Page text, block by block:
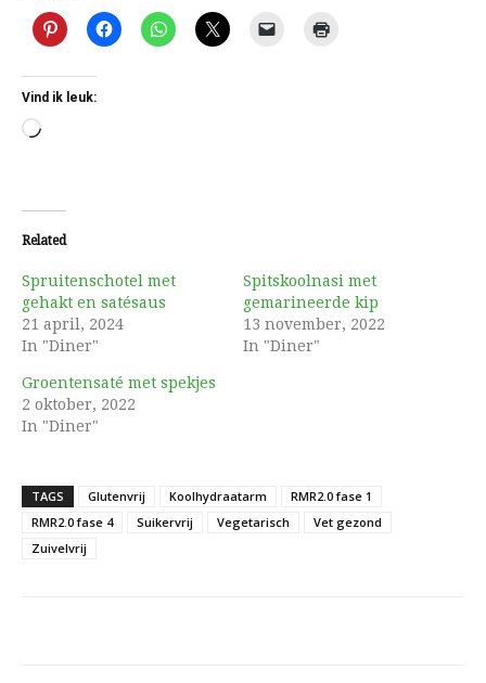
Vind ik leuk:
Aan
Related
Spruitenschotel met
gehakt en satésaus
21 april, 2024
In "Diner"
Spitskoolnasi met
gemarineerde kip
13 november, 2022
In "Diner"
Groentensaté met spekjes
2 oktober, 2022
In "Diner"
TAGS Glutenvrij Koolhydraatarm
RMR2.0 fase 1
RMR2.0 fase 4
Suikervrij Vegetarisch
Vet gezond
Zuivelvrij